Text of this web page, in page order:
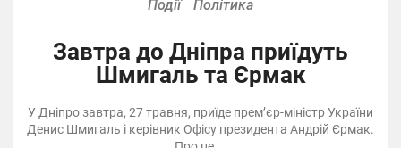
Події Політика
Завтра до Дніпра приїдуть
Шмигаль та Єрмак
У Дніпро завтра, 27 травня, приїде прем’єр-міністр України
Денис Шмигаль і керівник Офісу президента Андрій Єрмак.